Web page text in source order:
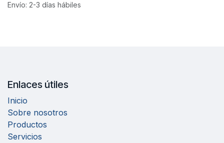
Envío: 2-3 días hábiles
Enlaces útiles
Inicio
Sobre nosotros
Productos
Servicios